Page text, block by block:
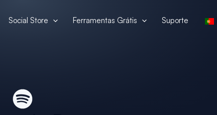
Social Store Ferramentas Grátis Suporte